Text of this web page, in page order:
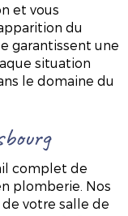
et vous
du
garantissent une
situation
le domaine du
complet de
plomberie. Nos
votre salle de